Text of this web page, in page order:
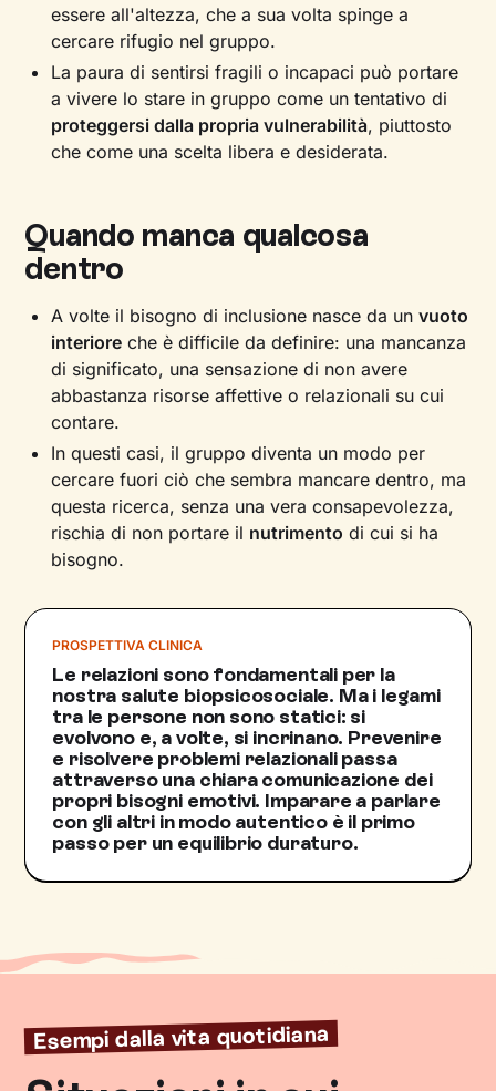
essere all'altezza, che a sua volta spinge a
cercare rifugio nel gruppo.
La paura di sentirsi fragili o incapaci può portare
a vivere lo stare in gruppo come un tentativo di
proteggersi dalla propria vulnerabilità, piuttosto
che come una scelta libera e desiderata.
Quando manca qualcosa
dentro
A volte il bisogno di inclusione nasce da unvuoto
interiore che è difficile da definire: una mancanza
di significato, una sensazione di non avere
abbastanza risorse affettive o relazionali su cui
contare.
In questi casi, il gruppo diventa un modo per
cercare fuori ciò che sembra mancare dentro, ma
questa ricerca, senza una vera consapevolezza,
rischia di non portare il nutrimento di cui si ha
bisogno.
PROSPETTIVA CLINICA
Le relazioni sono fondamentali per la
nostra salute biopsicosociale. Ma i legami
tra le persone non sono statici: si
evolvono e, a volte, si incrinano. Prevenire
e risolvere problemi relazionali passa
attraverso una chiara comunicazione dei
propri bisogni emotivi. Imparare a parlare
con gli altri in modo autentico è il primo
passo per un equilibrio duraturo.
Esempi dalla vita quotidiana